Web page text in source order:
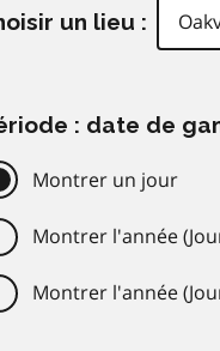
un lieu :
: date de
Montrer un jour
Montrer l'année
Montrer l'année